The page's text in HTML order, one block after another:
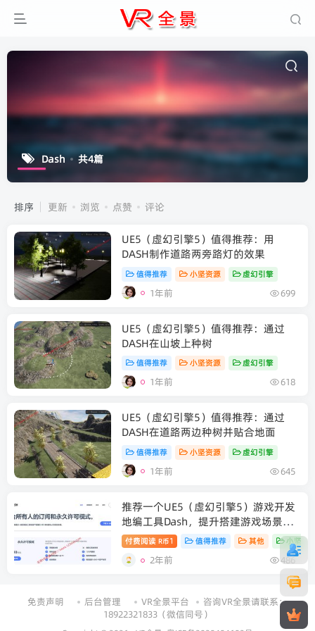
Dash 共4篇
排序 更新 浏览 点赞 评论
UE5（虚幻引擎5）值得推荐：用
DASH制作道路两旁路灯的效果
值得推荐 小坚资源 虚幻引擎
1年前 699
UE5（虚幻引擎5）值得推荐：通过
DASH在山坡上种树
值得推荐 小坚资源 虚幻引擎
1年前 618
UE5（虚幻引擎5）值得推荐：通过
DASH在道路两边种树并贴合地面
值得推荐 小坚资源 虚幻引擎
1年前 645
推荐一个UE5（虚幻引擎5）游戏开发
地编工具Dash，提升搭建游戏场景的
效率。
付费阅读 R币1 值得推荐 其他 小坚资
2年前 486
免责声明 后台管理 VR全景平台
咨询VR全景请联系：
18922321833（微信同号）